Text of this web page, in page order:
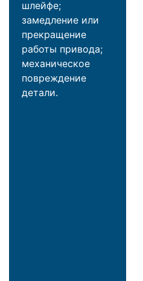
шлейфе;
замедление или
прекращение
работы привода;
механическое
повреждение
детали.